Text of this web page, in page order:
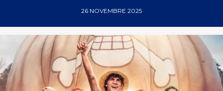
26 NOVEMBRE 2025